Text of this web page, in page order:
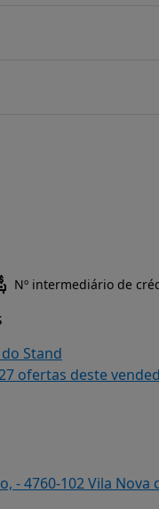
Nº intermediário de
Stand
ofertas deste
- 4760-102 Vila